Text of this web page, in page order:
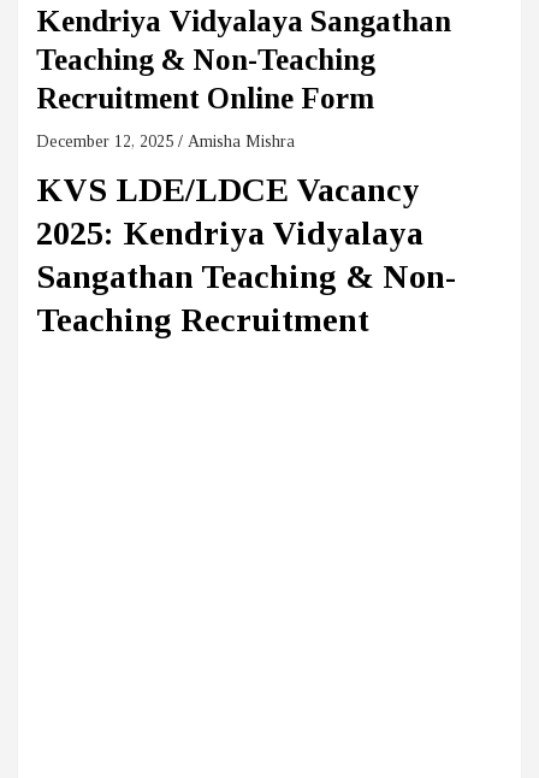
Kendriya Vidyalaya Sangathan
Teaching & Non-Teaching
Recruitment Online Form
December 12, 2025 Amisha Mishra
KVS LDE/LDCE Vacancy
2025: Kendriya Vidyalaya
Sangathan Teaching & Non-
Teaching Recruitment